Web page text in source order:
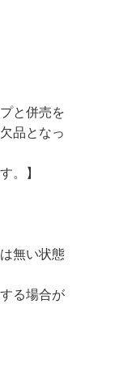
と併売を
品となっ
。】
無い状態
る場合が